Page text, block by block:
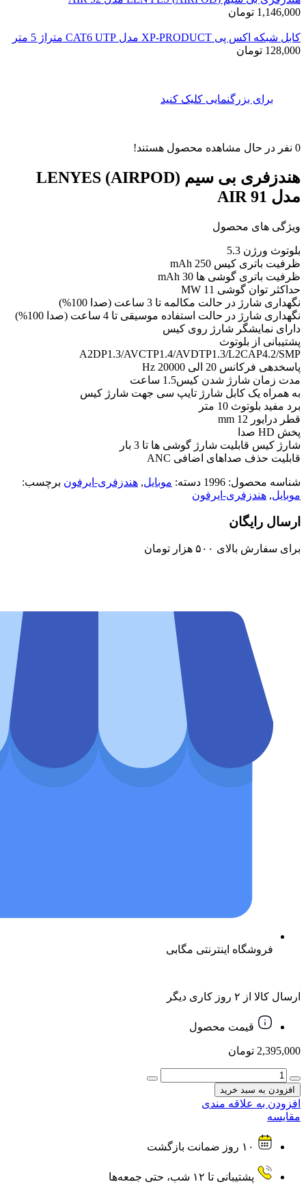
1,146,000 تومان
کابل شبکه اکس پی XP-PRODUCT مدل CAT6 UTP متراژ 5 متر
128,000 تومان
برای بزرگنمایی کلیک کنید
0 نفر در حال مشاهده محصول هستند!
هندزفری بی سیم (AIRPOD) LENYES
مدل AIR 91
ویژگی های محصول
بلوتوث ورژن 5.3
ظرفیت باتری کیس 250 mAh
ظرفیت باتری گوشی ها 30 mAh
حداکثر توان گوشی 11 MW
نگهداری شارژ در حالت مکالمه تا 3 ساعت (صدا 100%)
نگهداری شارژ در حالت استفاده موسیقی تا 4 ساعت (صدا 100%)
دارای نمایشگر شارژ روی کیس
پشتیبانی از بلوتوث
A2DP1.3/AVCTP1.4/AVDTP1.3/L2CAP4.2/SMP
پاسخدهی فرکانس 20 الی 20000 Hz
مدت زمان شارژ شدن کیس1.5 ساعت
به همراه یک کابل شارژ تایپ سی جهت شارژ کیس
برد مفید بلوتوث 10 متر
قطر درایور 12 mm
پخش HD صدا
شارژ کیس قابلیت شارژ گوشی ها تا 3 بار
قابلیت حذف صداهای اضافی ANC
شناسه محصول: 1996 دسته: موبایل, هندزفری-ایرفون برچسب:
موبایل, هندزفری-ایرفون
ارسال رایگان
برای سفارش‌ بالای ۵۰۰ هزار تومان
فروشگاه اینترنتی مگابی
ارسال کالا از ۲ روز کاری دیگر
قیمت محصول
2,395,000 تومان
هندزفری
بی
سیم
(AIRPOD)
LENYES
مدل
AIR
عدد
افزودن به سبد خرید
افزودن به علاقه مندی
مقایسه
۱۰ روز ضمانت بازگشت
پشتیبانی تا ۱۲ شب، حتی جمعه‌ها